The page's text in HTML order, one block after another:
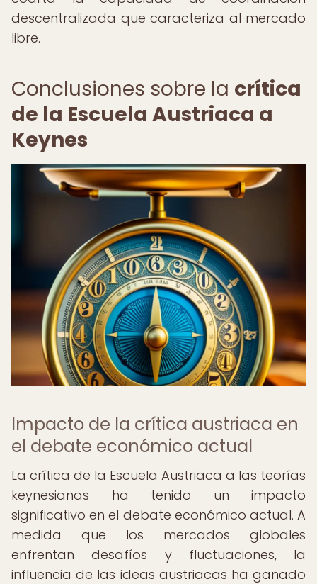
descentralizada que caracteriza al mercado
libre.
Conclusiones sobre la crítica
de la Escuela Austriaca a
Keynes
Impacto de la crítica austriaca en
el debate económico actual
La crítica de la Escuela Austriaca a las teorías
keynesianas ha tenido un impacto
significativo en el debate económico actual. A
medida que los mercados globales
enfrentan desafíos y fluctuaciones, la
influencia de las ideas austriacas ha ganado